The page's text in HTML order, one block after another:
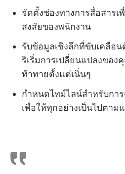
จัดตั้งช่องทางการสื่อสาร
สงสัยของพนักงาน
รับข้อมูลเชิงลึกที่ขับเคลื่อ
ริเริ่มการเปลี่ยนแปลงของ
ท้าทายตั้งแต่เนิ่นๆ
กำหนดไทม์ไลน์สำหรับกา
เพื่อให้ทุกอย่างเป็นไปตาม